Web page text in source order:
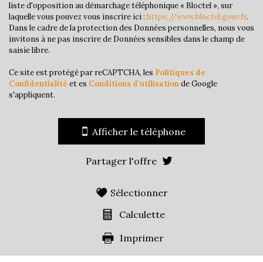
Nombre d'enfants par famille
Familles sans enfant
53,30 %
Familles avec 1 ou 2 enfants
Maisons
Appartements
24,42 %
liste d'opposition au démarchage téléphonique « Bloctel », sur
laquelle vous pouvez vous inscrire ici : https://www.bloctel.gouv.fr.
Dans le cadre de la protection des Données personnelles, nous vous
invitons à ne pas inscrire de Données sensibles dans le champ de
saisie libre.
Ce site est protégé par reCAPTCHA, les Politiques de
Confidentialité et es Conditions d'utilisationde Google
s'appliquent.
Afficher le téléphone
Partager l'offre
Sélectionner
Calculette
Imprimer